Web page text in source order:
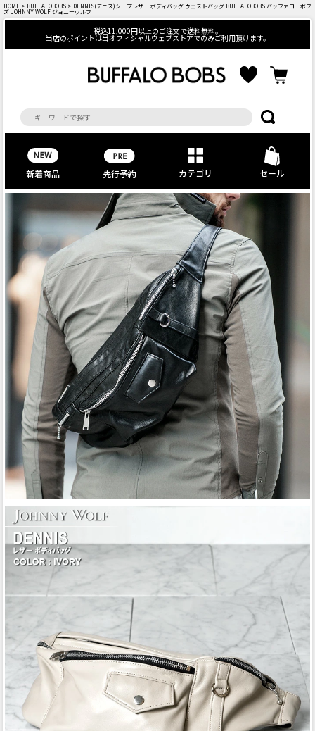
HOME > BUFFALOBOBS > DENNIS(デニス)シープレザー ボディバッグ ウェストバッグ BUFFALOBOBS バッファローボブ
ズ JOHNNY WOLF ジョニーウルフ
税込11,000円以上のご注文で送料無料。
当店のポイントは当オフィシャルウェブストアでのみご利用頂けます。
新着商品 先行予約 カテゴリ セール